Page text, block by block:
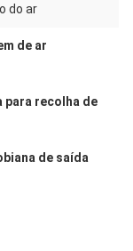
do ar
de ar
para recolha de
de saída